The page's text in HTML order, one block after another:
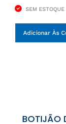
SEM ESTOQUE
Adicionar Às
BOTIJÃO